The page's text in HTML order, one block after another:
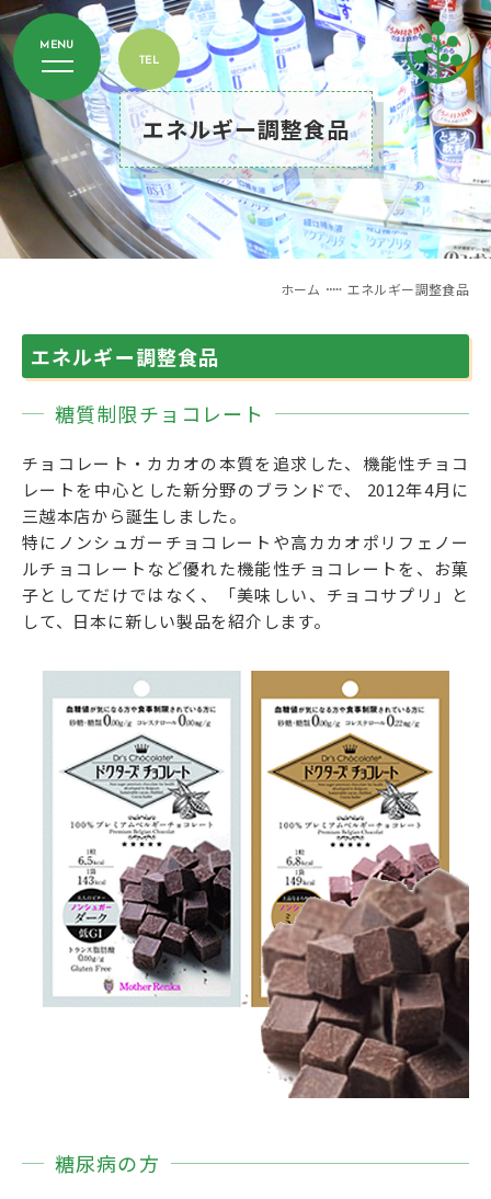
エネルギー調整食品
ホーム エネルギー調整食品
エネルギー調整食品
糖質制限チョコレート
チョコレート・カカオの本質を追求した、機能性チョコ
レートを中心とした新分野のブランドで、 2012年4月に
三越本店から誕生しました。
特にノンシュガーチョコレートや高カカオポリフェノー
ルチョコレートなど優れた機能性チョコレートを、お菓
子としてだけではなく、「美味しい、チョコサプリ」と
して、日本に新しい製品を紹介します。
糖尿病の方